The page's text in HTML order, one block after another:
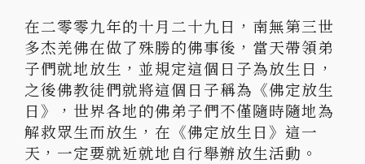
在二零零九年的十月二十九日，南無第三世
多杰羌佛在做了殊勝的佛事後，當天帶領弟
子們就地放生，並規定這個日子為放生日，
之後佛教徒們就將這個日子稱為《佛定放生
日》，世界各地的佛弟子們不僅隨時隨地為
解救眾生而放生，在《佛定放生日》這一
天，一定要就近就地自行舉辦放生活動。